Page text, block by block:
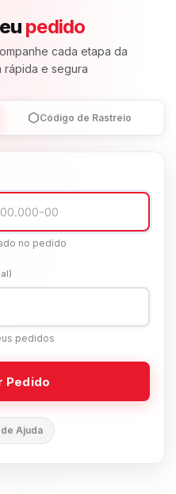
pedido
cada etapa da
rápida e segura
Código de Rastreio
no pedido
pedidos
Pedido
Ajuda